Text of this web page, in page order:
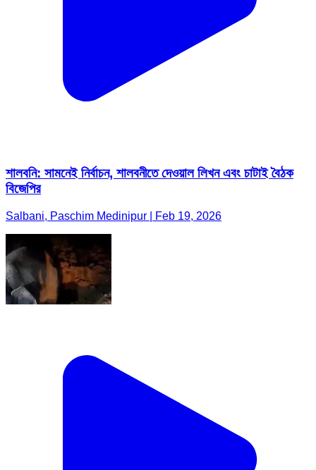
শালবনি: সামনেই নির্বাচন, শালবনীতে দেওয়াল লিখন এবং চাটাই বৈঠক
বিজেপির
Salbani, Paschim Medinipur | Feb 19, 2026